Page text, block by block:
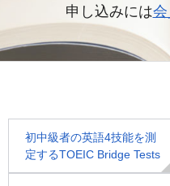
申し込みには
初中級者の英語4技能を測
定するTOEIC Bridge Tests